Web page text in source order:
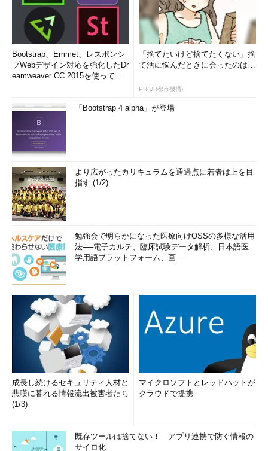
Bootstrap、Emmet、レスポンシ
ブWebデザイン対応を強化したDr
eamweaver CC 2015を使って
「捨てたいけど捨てたくない」捨
て活に悩んだときに会ったのは…
PR(UR都市機構)
「Bootstrap 4 alpha」が登場
より広がったカリキュラムを通過点に若者は上を目
指す (1/2)
勉強会で明らかになった医療向けOSSの多様な活用
法──電子カルテ、臨床試験データ解析、日本語医
学用語プラットフォーム、画...
成長し続けるセキュリティ人材と
悲嘆に暮れる情報流出被害者たち
(1/3)
マイクロソフトとレッドハットが
クラウドで提携
既存ツールは捨てない！ アプリ連携で防ぐ情報の
サイロ化